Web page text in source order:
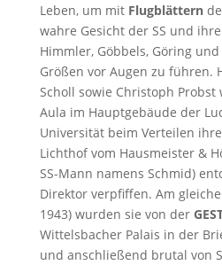
Leben, um mit Flugblättern
wahre Gesicht der SS und
Himmler, Göbbels, Göring
Größen vor Augen zu führen.
Scholl sowie Christoph
Aula im Hauptgebäude der
Universität beim Verteilen
Lichthof vom Hausmeister &
SS-Mann namens Schmid)
Direktor verpfiffen. Am
1943) wurden sie von der
Wittelsbacher Palais in der
und anschließend brutal von